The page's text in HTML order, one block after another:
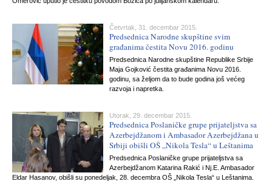
Četvrtak, 31. decembar 2015.
Predsednica Narodne skupštine svim
građanima čestita Novu 2016. godinu
Predsednica Narodne skupštine Republike Srbije
Maja Gojković čestita građanima Novu 2016.
godinu, sa željom da to bude godina još većeg
razvoja i napretka.
Utorak, 29. decembar 2015.
Predsednica Poslaničke grupe prijateljstva sa
Azerbejdžanom i Ambasador Azerbejdžana u
Srbiji obišli OŠ „Nikola Tesla“ u Leštanima
Predsednica Poslaničke grupe prijateljstva sa
Azerbejdžanom Katarina Rakić i Nj.E. Ambasador
Eldar Hasanov, obišli su ponedeljak, 28. decembra OŠ „Nikola Tesla“ u Leštanima.